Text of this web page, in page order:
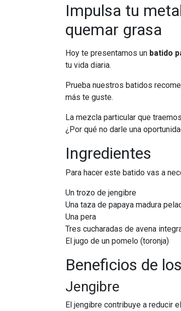
Impulsa tu
quemar grasa
Hoy te presentamos un batido
tu vida diaria.
Prueba nuestros batidos
más te guste.
La mezcla particular que
¿Por qué no darle una
Ingredientes
Para hacer este batido vas a
Un trozo de jengibre
Una taza de papaya madura
Una pera
Tres cucharadas de avena
El jugo de un pomelo (toronja)
Beneficios de
Jengibre
El jengibre contribuye a reducir